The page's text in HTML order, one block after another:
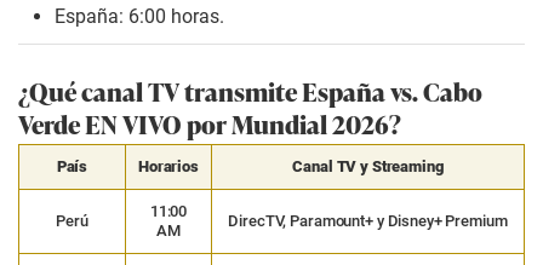
España: 6:00 horas.
¿Qué canal TV transmite España vs. Cabo
Verde EN VIVO por Mundial 2026?
País Horarios Canal TV y Streaming
Perú
11:00
AM
DirecTV, Paramount+ y Disney+ Premium